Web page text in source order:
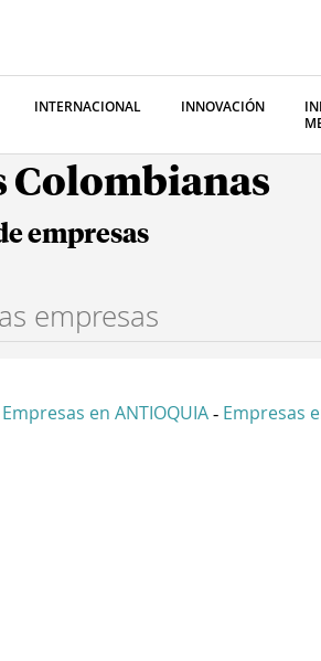
INTERNACIONAL INNOVACIÓN
Colombianas
empresas
Empresas en ANTIOQUIA - Empresas